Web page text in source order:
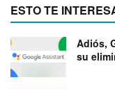
ESTO TE
Adiós,
su